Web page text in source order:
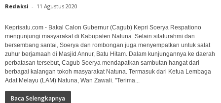
Redaksi - 11 Agustus 2020
Keprisatu.com - Bakal Calon Gubernur (Cagub) Kepri Soerya Respationo
mengunjungi masyarakat di Kabupaten Natuna. Selain silaturahmi dan
bersembang santai, Soerya dan rombongan juga menyempatkan untuk salat
zuhur berjamaah di Masjid Annur, Batu Hitam. Dalam kunjungannya ke daerah
perbatasan tersebut, Cagub Soerya mendapatkan sambutan hangat dari
berbagai kalangan tokoh masyarakat Natuna. Termasuk dari Ketua Lembaga
Adat Melayu (LAM) Natuna, Wan Zawali. "Terima...
Baca Selengkapnya